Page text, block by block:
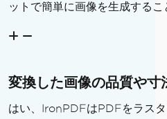
ットで簡単に画像を生成するこ
変換した画像の品質や寸
はい、IronPDFはPDFをラス